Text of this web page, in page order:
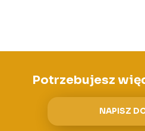
Potrzebujesz
NAPISZ